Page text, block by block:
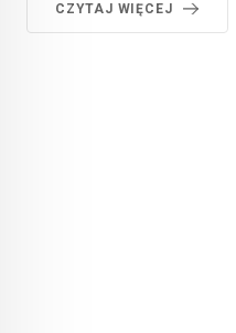
CZYTAJ WIĘCEJ